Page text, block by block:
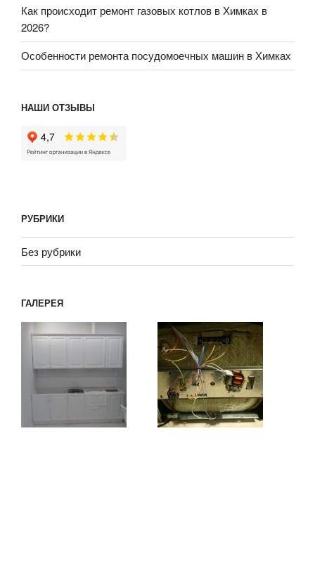
Как происходит ремонт газовых котлов в Химках в
2026?
Особенности ремонта посудомоечных машин в Химках
НАШИ ОТЗЫВЫ
РУБРИКИ
Без рубрики
ГАЛЕРЕЯ